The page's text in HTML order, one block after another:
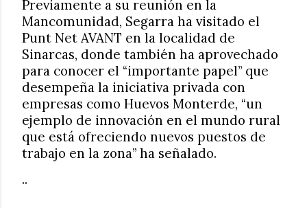
Previamente a su reunión en la
Mancomunidad, Segarra ha visitado el
Punt Net AVANT en la localidad de
Sinarcas, donde también ha aprovechado
para conocer el “importante papel” que
desempeña la iniciativa privada con
empresas como Huevos Monterde, “un
ejemplo de innovación en el mundo rural
que está ofreciendo nuevos puestos de
trabajo en la zona” ha señalado.
..